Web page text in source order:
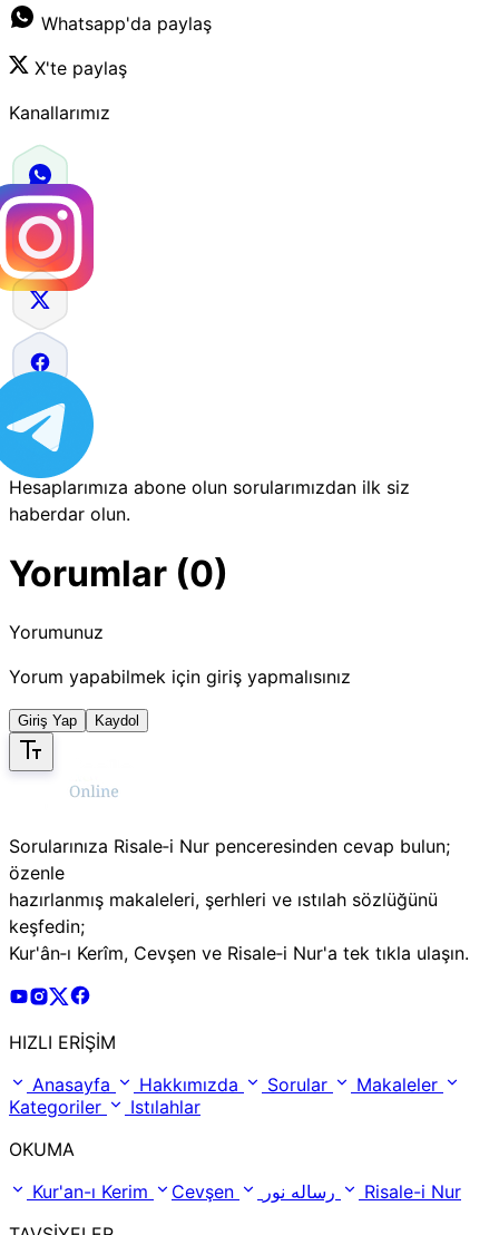
Whatsapp'da paylaş
X'te paylaş
Kanallarımız
Hesaplarımıza abone olun sorularımızdan ilk siz
haberdar olun.
Yorumlar (0)
Yorumunuz
Yorum yapabilmek için giriş yapmalısınız
Giriş Yap Kaydol
Sorularınıza Risale‑i Nur penceresinden cevap bulun;
özenle
hazırlanmış makaleleri, şerhleri ve ıstılah sözlüğünü
keşfedin;
Kur'ân‑ı Kerîm, Cevşen ve Risale‑i Nur'a tek tıkla ulaşın.
Risale Online Youtube Hesabı
Risale Online Instagram Hesabı
Risale Online X Hesabı
HIZLI ERİŞİM
Anasayfa
Hakkımızda Sorular
Makaleler
Kategoriler
Istılahlar
OKUMA
Kur'an-ı Kerim
Cevşen
Risale-i Nur